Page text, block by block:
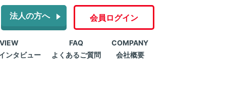
法人の方へ 会員ログイン
ンタビュー
FAQ
よくあるご質問
COMPANY
会社概要